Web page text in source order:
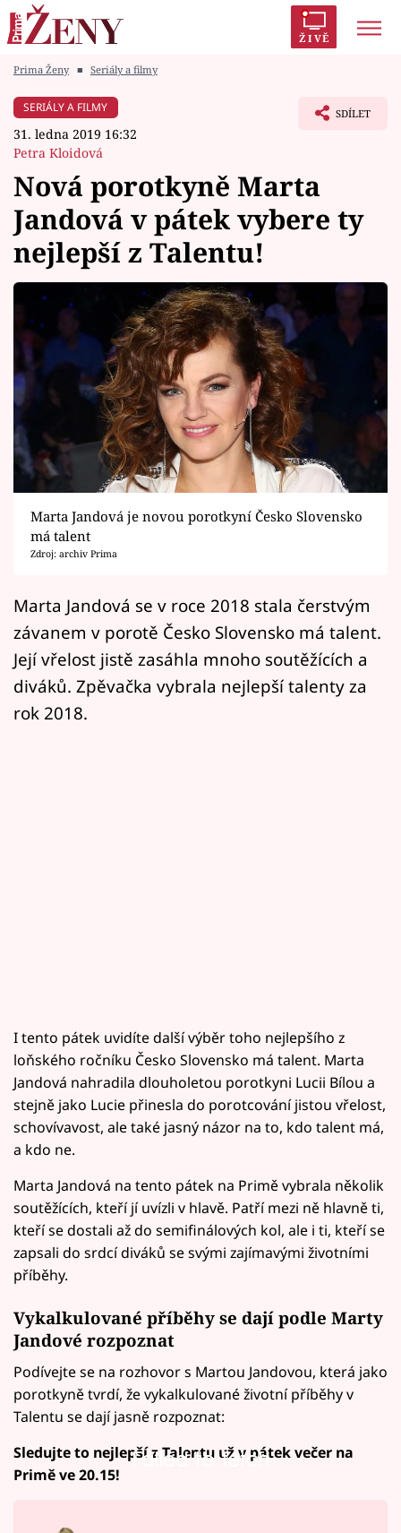
ŽIVĚ
Módní alarm
Témata
Celebrity
Vztahy
Seriály
Horoskopy
Sledujte prima+
Filmový festival Karlovy Vary
Pořady
Přihlášení
Sledujte nás
Prima Ženy ■ Seriály a filmy
SERIÁLY A FILMY
31. ledna 2019 16:32
Petra Kloidová
SDÍLET
Nová porotkyně Marta
Jandová v pátek vybere ty
nejlepší z Talentu!
Marta Jandová je novou porotkyní Česko Slovensko
má talent
Zdroj: archiv Prima
Marta Jandová se v roce 2018 stala čerstvým
závanem v porotě Česko Slovensko má talent.
Její vřelost jistě zasáhla mnoho soutěžících a
diváků. Zpěvačka vybrala nejlepší talenty za
rok 2018.
I tento pátek uvidíte další výběr toho nejlepšího z
loňského ročníku Česko Slovensko má talent. Marta
Jandová nahradila dlouholetou porotkyni Lucii Bílou a
stejně jako Lucie přinesla do porotcování jistou vřelost,
schovívavost, ale také jasný názor na to, kdo talent má,
a kdo ne.
Marta Jandová na tento pátek na Primě vybrala několik
soutěžících, kteří jí uvízli v hlavě. Patří mezi ně hlavně ti,
kteří se dostali až do semifinálových kol, ale i ti, kteří se
zapsali do srdcí diváků se svými zajímavými životními
příběhy.
Vykalkulované příběhy se dají podle Marty
Jandové rozpoznat
Podívejte se na rozhovor s Martou Jandovou, která jako
porotkyně tvrdí, že vykalkulované životní příběhy v
Talentu se dají jasně rozpoznat:
Failed to fetch
Failed to fetch
Sledujte to nejlepší z Talentu už v pátek večer na
Primě ve 20.15!